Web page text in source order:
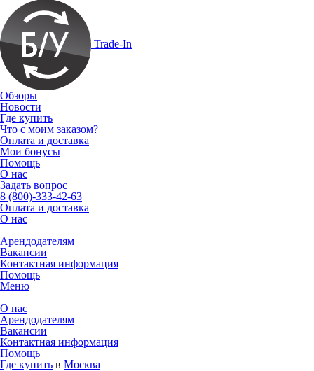
Trade-In
Обзоры
Новости
Где купить
Что с моим заказом?
Оплата и доставка
Мои бонусы
Помощь
О нас
Задать вопрос
8 (800)-333-42-63
Оплата и доставка
О нас
Арендодателям
Вакансии
Контактная информация
Помощь
Меню
О нас
Арендодателям
Вакансии
Контактная информация
Помощь
Где купить в Москва